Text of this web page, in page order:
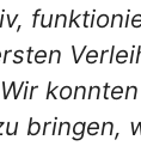
bringen,